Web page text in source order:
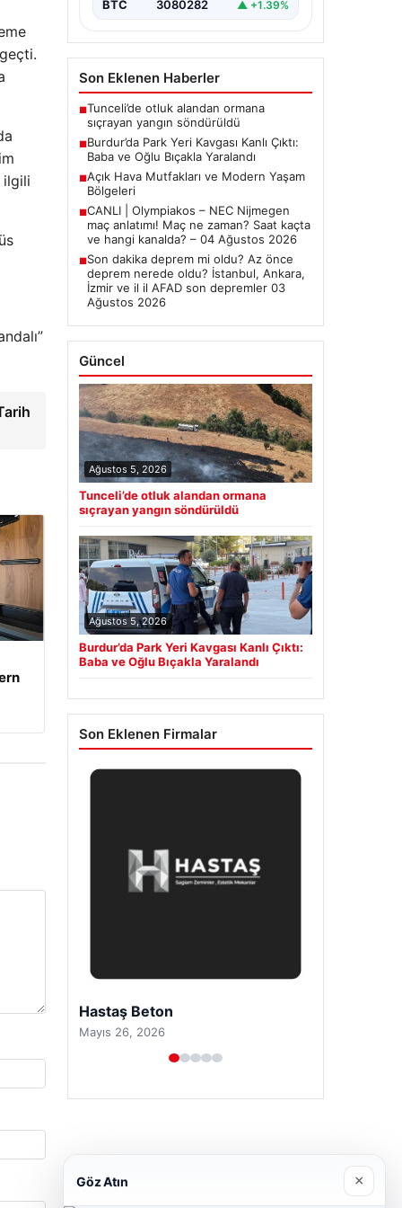
ilgili
BTC 3080282 ▲ +1.39%
Son Eklenen Haberler
■Tunceli’de otluk alandan ormana
sıçrayan yangın söndürüldü
■Burdur’da Park Yeri Kavgası Kanlı Çıktı:
Baba ve Oğlu Bıçakla Yaralandı
■Açık Hava Mutfakları ve Modern Yaşam
Bölgeleri
■CANLI | Olympiakos – NEC Nijmegen
maç anlatımı! Maç ne zaman? Saat kaçta
ve hangi kanalda? – 04 Ağustos 2026
■Son dakika deprem mi oldu? Az önce
deprem nerede oldu? İstanbul, Ankara,
İzmir ve il il AFAD son depremler 03
Ağustos 2026
Güncel
Ağustos 5, 2026
Tunceli’de otluk alandan ormana
sıçrayan yangın söndürüldü
Ağustos 5, 2026
Burdur’da Park Yeri Kavgası Kanlı Çıktı:
Baba ve Oğlu Bıçakla Yaralandı
Son Eklenen Firmalar
Hastaş Beton
Mayıs 26, 2026
Göz Atın ×